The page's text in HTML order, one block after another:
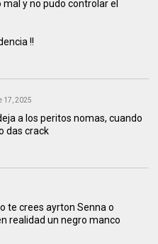
mal y no pudo controlar el
!!
17, 2025
a los peritos nomas, cuando
das crack
te crees ayrton Senna o
realidad un negro manco